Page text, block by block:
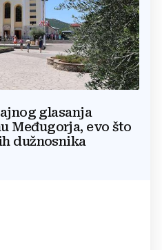
glasanja
Međugorja, evo što
dužnosnika